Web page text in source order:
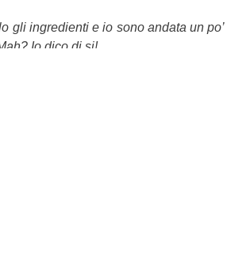
ingredienti e io sono andata un
Io dico di si!